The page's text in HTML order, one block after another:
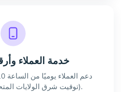
خدمة العملاء
(توقيت شرق الولايات المتحدة) عبر المكالمات.